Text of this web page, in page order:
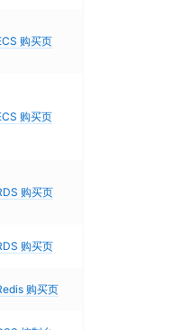
购买页
购买页
购买页
购买页
购买页